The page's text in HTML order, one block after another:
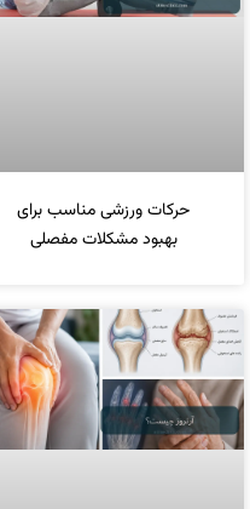
حرکات ورزشی مناسب برای
بهبود مشکلات مفصلی